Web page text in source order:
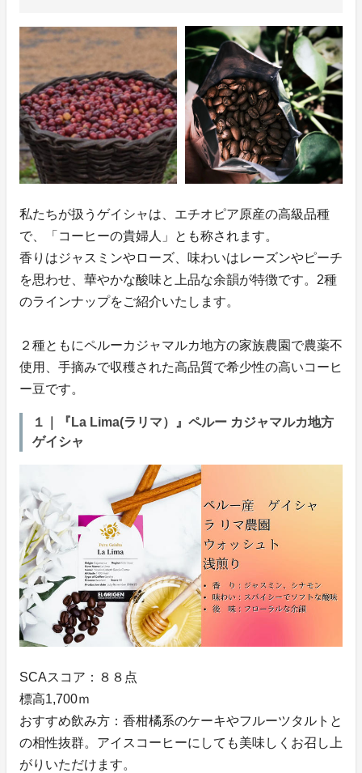
私たちが扱うゲイシャは、エチオピア原産の高級品種
で、「コーヒーの貴婦人」とも称されます。
香りはジャスミンやローズ、味わいはレーズンやピーチ
を思わせ、華やかな酸味と上品な余韻が特徴です。2種
のラインナップをご紹介いたします。
２種ともにペルーカジャマルカ地方の家族農園で農薬不
使用、手摘みで収穫された高品質で希少性の高いコーヒ
ー豆です。
１｜『La Lima(ラリマ）』ペルー カジャマルカ地方
ゲイシャ
SCAスコア：８８点
標高1,700ｍ
おすすめ飲み方：香柑橘系のケーキやフルーツタルトと
の相性抜群。アイスコーヒーにしても美味しくお召し上
がりいただけます。